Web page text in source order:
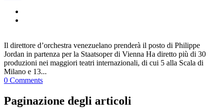
Il direttore d’orchestra venezuelano prenderà il posto di Philippe
Jordan in partenza per la Staatsoper di Vienna Ha diretto più di 30
produzioni nei maggiori teatri internazionali, di cui 5 alla Scala di
Milano e 13...
0 Comments
Paginazione degli articoli